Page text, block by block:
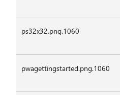
ps32x32.png.1060
pwagettingstarted.png.1060